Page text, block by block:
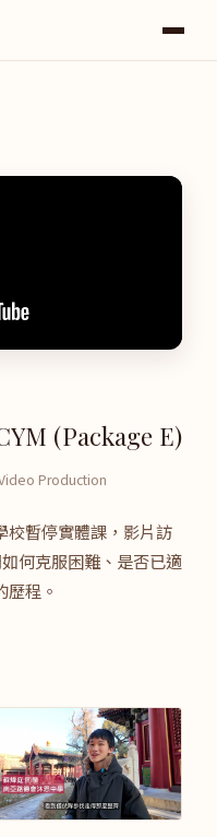
(Package E)
Production
校暫停實體課，影片訪
何克服困難、是否已適
程。